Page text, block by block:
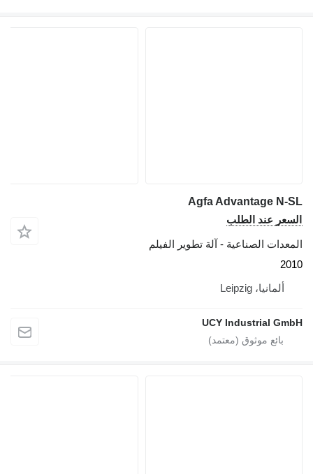
Agfa Advantage N-SL
السعر عند الطلب
المعدات الصناعية - آلة تطوير الفيلم
2010
ألمانيا، Leipzig
UCY Industrial GmbH